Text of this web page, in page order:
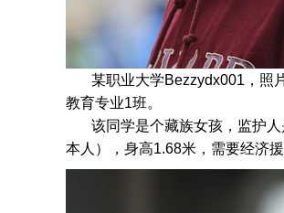
某职业大学Bezzydx001，照
教育专业1班。
该同学是个藏族女孩，监护
本人），身高1.68米，需要经济